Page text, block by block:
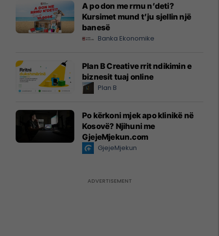
A po don me rrnu n’deti?
Kursimet mund t’ju sjellin një
banesë
Banka Ekonomike
Plan B Creative rrit ndikimin e
biznesit tuaj online
Plan B
Po kërkoni mjek apo klinikë në
Kosovë? Njihuni me
GjejeMjekun.com
GjejeMjekun